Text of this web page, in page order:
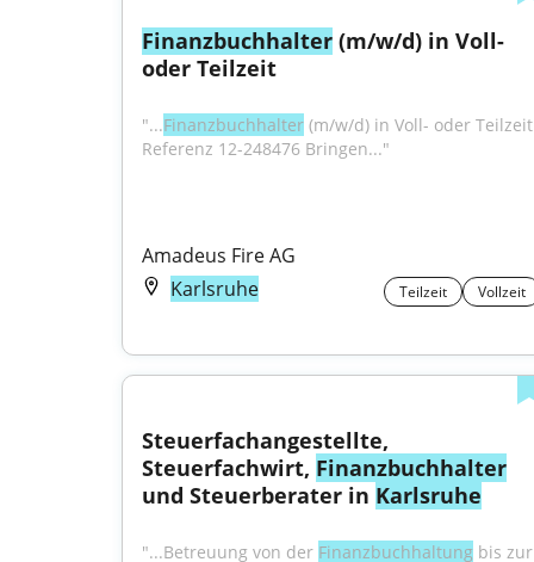
Finanzbuchhalter (m/w/d) in Voll-
oder Teilzeit
"...Finanzbuchhalter (m/w/d) in Voll- oder Teilzeit
Referenz 12-248476 Bringen..."
Amadeus Fire AG
Karlsruhe
Teilzeit Vollzeit
Steuerfachangestellte,
Steuerfachwirt, Finanzbuchhalter
und Steuerberater in Karlsruhe
"...Betreuung von der Finanzbuchhaltung bis zur